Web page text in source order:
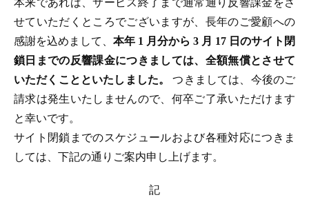
本来であれば、サービス終了まで通常通り反響課金をさ
せていただくところでございますが、長年のご愛顧への
感謝を込めまして、 本年 1 月分から 3 月 17 日のサイト閉
鎖日までの反響課金につきましては、全額無償とさせて
いただくことといたしました。つきましては、今後のご
請求は発生いたしませんので、何卒ご了承いただけます
と幸いです。
サイト閉鎖までのスケジュールおよび各種対応につきま
しては、下記の通りご案内申し上げます。
記